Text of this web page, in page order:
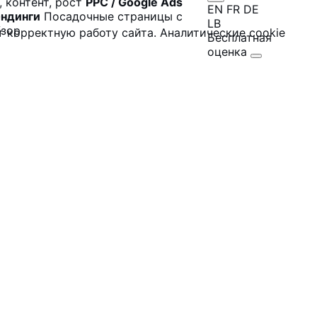
работу сайта. Аналитические cookie
Посадочные страницы с
EN FR DE
LB
Бесплатная
оценка